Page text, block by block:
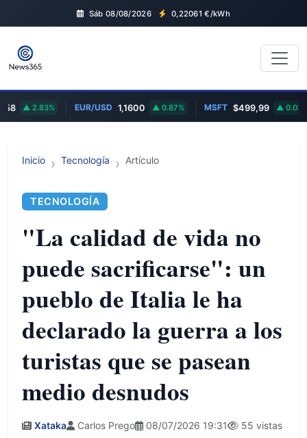
Sáb 08/08/2026 0,22061 €/kWh
2.83% EUR/USD 1,1600 0.87% MSFT $499,99 0.03%
Inicio Tecnología Artículo
TECNOLOGÍA
"La calidad de vida no
puede sacrificarse": un
pueblo de Italia le ha
declarado la guerra a los
turistas que se pasean
medio desnudos
Xataka Carlos Prego 08/07/2026 19:31 55 vistas